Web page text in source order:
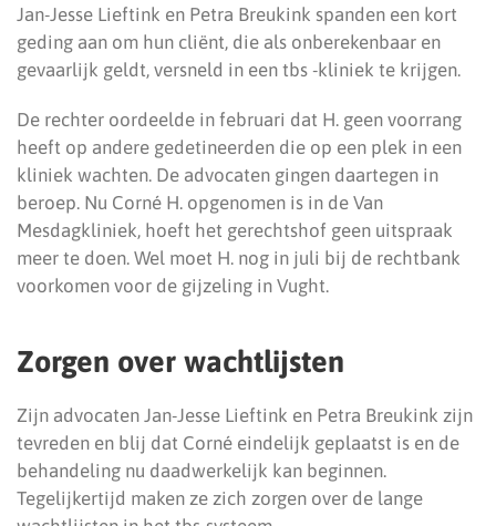
Jan-Jesse Lieftink en Petra Breukink spanden een kort
geding aan om hun cliënt, die als onberekenbaar en
gevaarlijk geldt, versneld in een tbs -kliniek te krijgen.
De rechter oordeelde in februari dat H. geen voorrang
heeft op andere gedetineerden die op een plek in een
kliniek wachten. De advocaten gingen daartegen in
beroep. Nu Corné H. opgenomen is in de Van
Mesdagkliniek, hoeft het gerechtshof geen uitspraak
meer te doen. Wel moet H. nog in juli bij de rechtbank
voorkomen voor de gijzeling in Vught.
Zorgen over wachtlijsten
Zijn advocaten Jan-Jesse Lieftink en Petra Breukink zijn
tevreden en blij dat Corné eindelijk geplaatst is en de
behandeling nu daadwerkelijk kan beginnen.
Tegelijkertijd maken ze zich zorgen over de lange